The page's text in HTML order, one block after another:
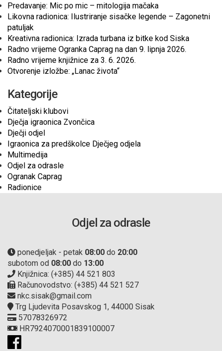
Predavanje: Mic po mic – mitologija mačaka
Likovna radionica: Ilustriranje sisačke legende – Zagonetni
patuljak
Kreativna radionica: Izrada turbana iz bitke kod Siska
Radno vrijeme Ogranka Caprag na dan 9. lipnja 2026.
Radno vrijeme knjižnice za 3. 6. 2026.
Otvorenje izložbe: „Lanac života“
Kategorije
Čitateljski klubovi
Dječja igraonica Zvončica
Dječji odjel
Igraonica za predškolce Dječjeg odjela
Multimedija
Odjel za odrasle
Ogranak Caprag
Radionice
Odjel za odrasle
ponedjeljak - petak 08:00 do 20:00
subotom od 08:00 do 13:00
Knjižnica: (+385) 44 521 803
Računovodstvo: (+385) 44 521 527
nkc.sisak@gmail.com
Trg Ljudevita Posavskog 1, 44000 Sisak
57078326972
HR7924070001839100007